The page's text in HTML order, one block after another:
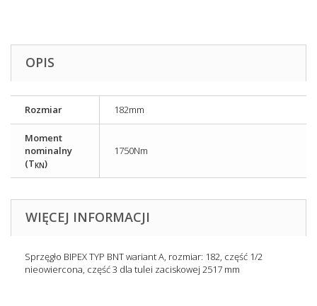
OPIS
Rozmiar 182mm
Moment
nominalny
(T KN)
1750Nm
WIĘCEJ INFORMACJI
Sprzęgło BIPEX TYP BNT wariant A, rozmiar: 182, część 1/2
nieowiercona, część 3 dla tulei zaciskowej 2517 mm